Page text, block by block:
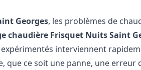
Georges, les problèmes de
chaudière Frisquet Nuits Saint
interviennent
que ce soit une panne, une